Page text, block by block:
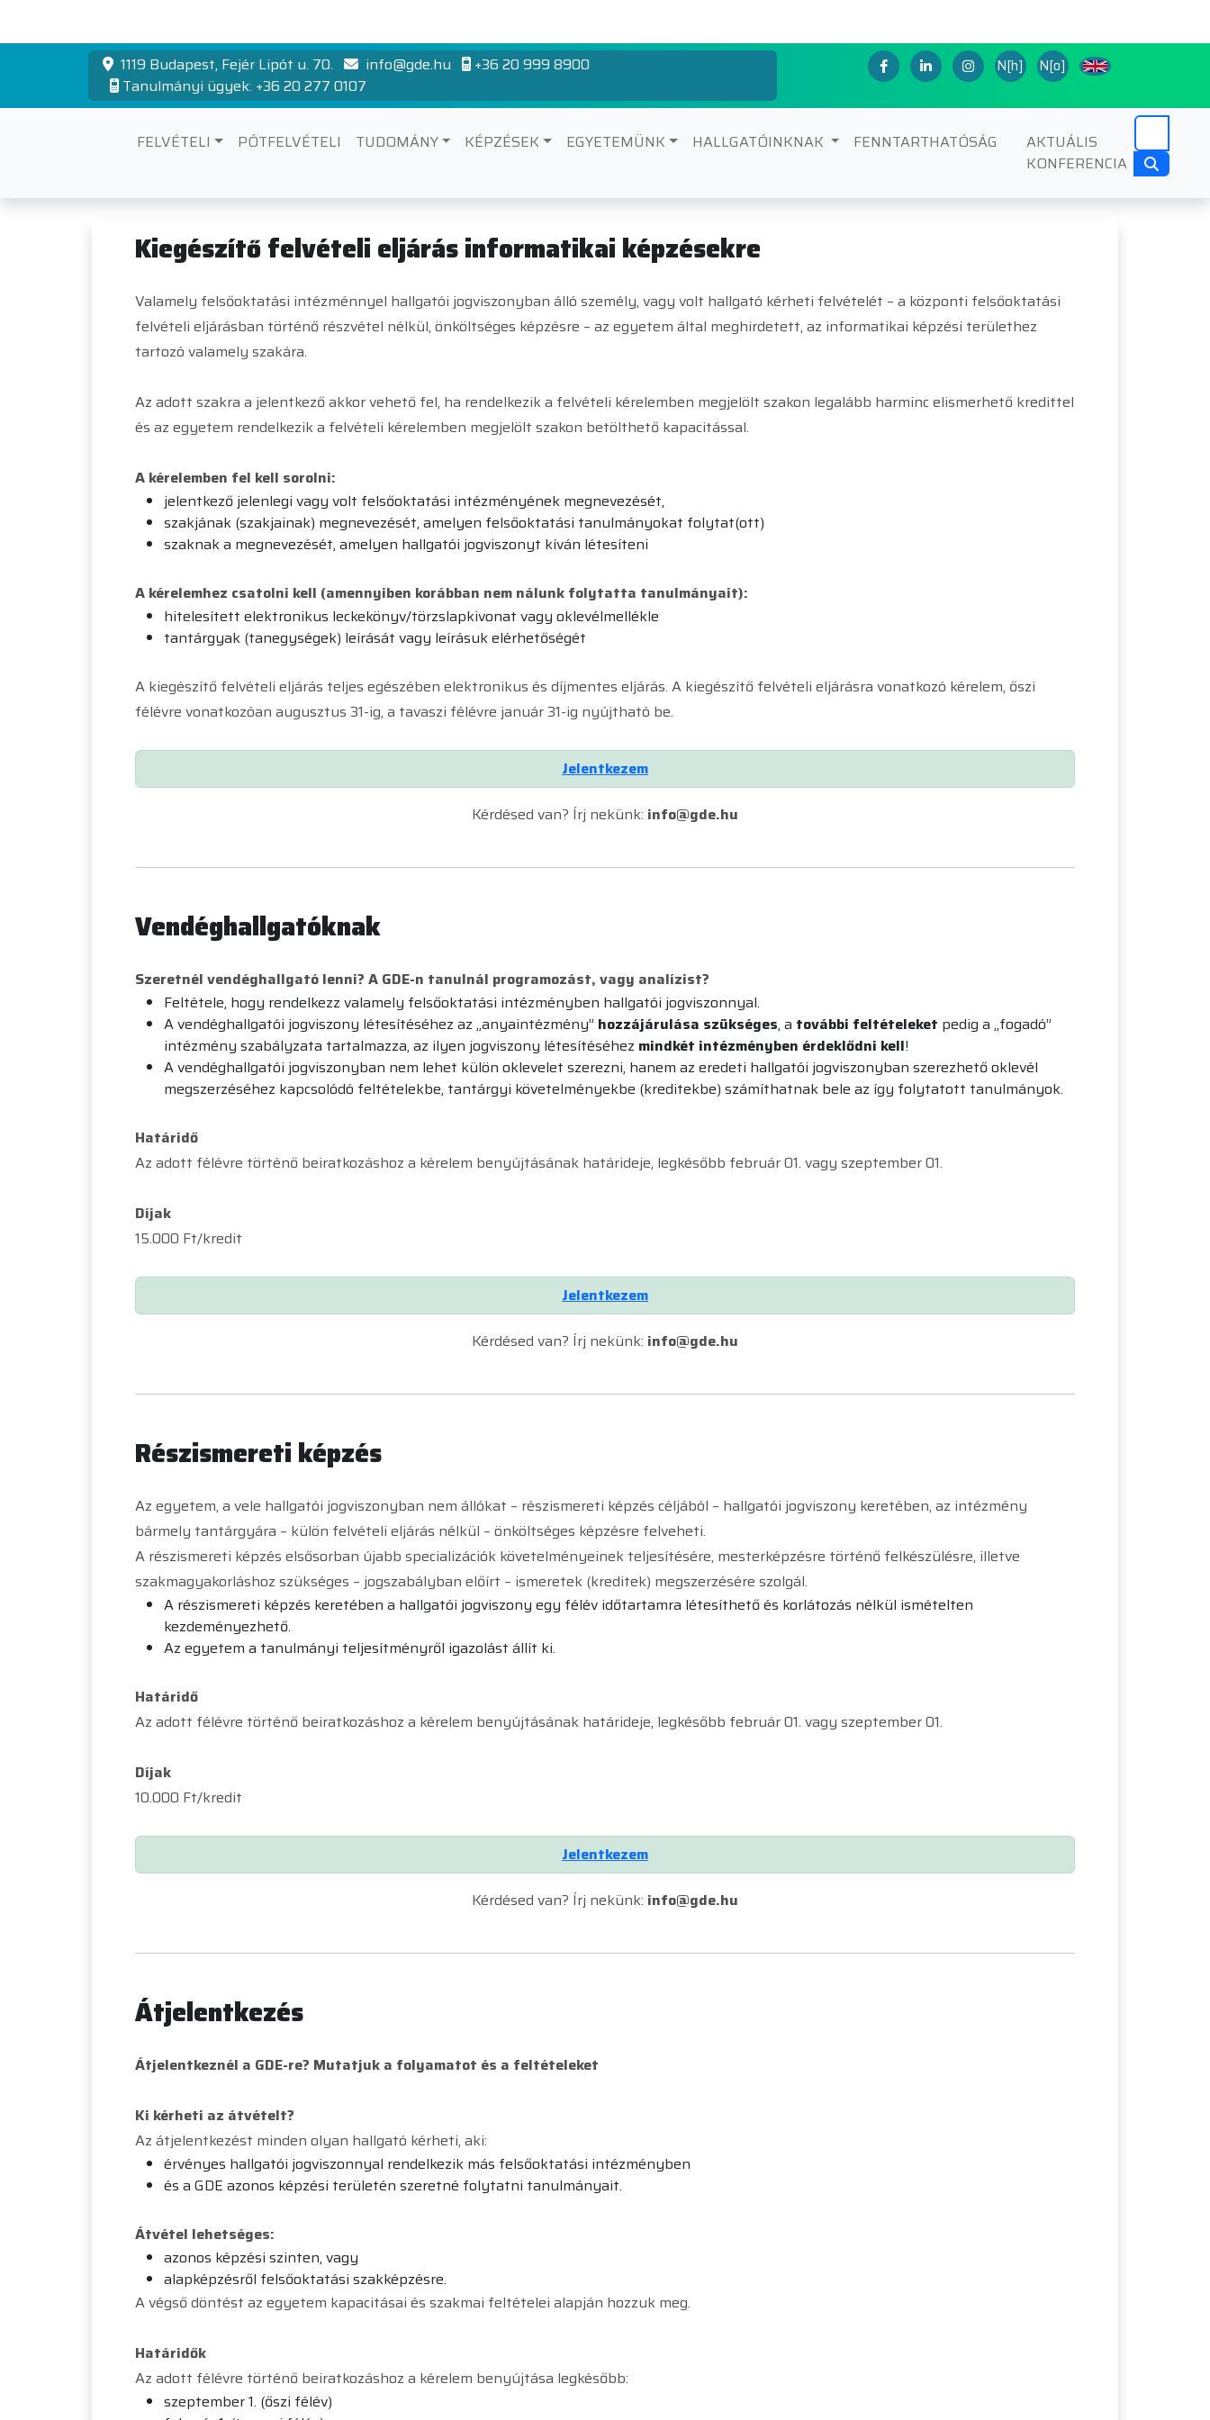
1119 Budapest, Fejér Lipót u. 70. info@gde.hu
+36 20 999 8900
Tanulmányi ügyek: +36 20 277 0107
N[h] N[o]
FELVÉTELI PÓTFELVÉTELI TUDOMÁNY KÉPZÉSEK EGYETEMÜNK HALLGATÓINKNAK FENNTARTHATÓSÁG
AKTUÁLIS
KONFERENCIA
Speciális jelentkezési formák
Kiegészítő felvételi eljárás informatikai képzésekre
Valamely felsőoktatási intézménnyel hallgatói jogviszonyban álló személy, vagy volt hallgató kérheti felvételét – a központi felsőoktatási
felvételi eljárásban történő részvétel nélkül, önköltséges képzésre – az egyetem által meghirdetett, az informatikai képzési területhez
tartozó valamely szakára.
Az adott szakra a jelentkező akkor vehető fel, ha rendelkezik a felvételi kérelemben megjelölt szakon legalább harminc elismerhető kredittel
és az egyetem rendelkezik a felvételi kérelemben megjelölt szakon betölthető kapacitással.
A kérelemben fel kell sorolni:
jelentkező jelenlegi vagy volt felsőoktatási intézményének megnevezését,
szakjának (szakjainak) megnevezését, amelyen felsőoktatási tanulmányokat folytat(ott)
szaknak a megnevezését, amelyen hallgatói jogviszonyt kíván létesíteni
A kérelemhez csatolni kell (amennyiben korábban nem nálunk folytatta tanulmányait):
hitelesített elektronikus leckekönyv/törzslapkivonat vagy oklevélmellékle
tantárgyak (tanegységek) leírását vagy leírásuk elérhetőségét
A kiegészítő felvételi eljárás teljes egészében elektronikus és díjmentes eljárás. A kiegészítő felvételi eljárásra vonatkozó kérelem, őszi
félévre vonatkozóan augusztus 31-ig, a tavaszi félévre január 31-ig nyújtható be.
Jelentkezem
Kérdésed van? Írj nekünk: info@gde.hu
Vendéghallgatóknak
Szeretnél vendéghallgató lenni? A GDE-n tanulnál programozást, vagy analízist?
Feltétele, hogy rendelkezz valamely felsőoktatási intézményben hallgatói jogviszonnyal.
A vendéghallgatói jogviszony létesítéséhez az „anyaintézmény” hozzájárulása szükséges, a további feltételeket pedig a „fogadó”
intézmény szabályzata tartalmazza, az ilyen jogviszony létesítéséhez mindkét intézményben érdeklődni kell!
A vendéghallgatói jogviszonyban nem lehet külön oklevelet szerezni, hanem az eredeti hallgatói jogviszonyban szerezhető oklevél
megszerzéséhez kapcsolódó feltételekbe, tantárgyi követelményekbe (kreditekbe) számíthatnak bele az így folytatott tanulmányok.
Határidő
Az adott félévre történő beiratkozáshoz a kérelem benyújtásának határideje, legkésőbb február 01. vagy szeptember 01.
Díjak
15.000 Ft/kredit
Jelentkezem
Kérdésed van? Írj nekünk: info@gde.hu
Részismereti képzés
Az egyetem, a vele hallgatói jogviszonyban nem állókat – részismereti képzés céljából – hallgatói jogviszony keretében, az intézmény
bármely tantárgyára – külön felvételi eljárás nélkül – önköltséges képzésre felveheti.
A részismereti képzés elsősorban újabb specializációk követelményeinek teljesítésére, mesterképzésre történő felkészülésre, illetve
szakmagyakorláshoz szükséges – jogszabályban előírt – ismeretek (kreditek) megszerzésére szolgál.
A részismereti képzés keretében a hallgatói jogviszony egy félév időtartamra létesíthető és korlátozás nélkül ismételten
kezdeményezhető.
Az egyetem a tanulmányi teljesítményről igazolást állít ki.
Határidő
Az adott félévre történő beiratkozáshoz a kérelem benyújtásának határideje, legkésőbb február 01. vagy szeptember 01.
Díjak
10.000 Ft/kredit
Jelentkezem
Kérdésed van? Írj nekünk: info@gde.hu
Átjelentkezés
Átjelentkeznél a GDE-re? Mutatjuk a folyamatot és a feltételeket
Ki kérheti az átvételt?
Az átjelentkezést minden olyan hallgató kérheti, aki:
érvényes hallgatói jogviszonnyal rendelkezik más felsőoktatási intézményben
és a GDE azonos képzési területén szeretné folytatni tanulmányait.
Átvétel lehetséges:
azonos képzési szinten, vagy
alapképzésről felsőoktatási szakképzésre.
A végső döntést az egyetem kapacitásai és szakmai feltételei alapján hozzuk meg.
Határidők
Az adott félévre történő beiratkozáshoz a kérelem benyújtása legkésőbb:
szeptember 1. (őszi félév)